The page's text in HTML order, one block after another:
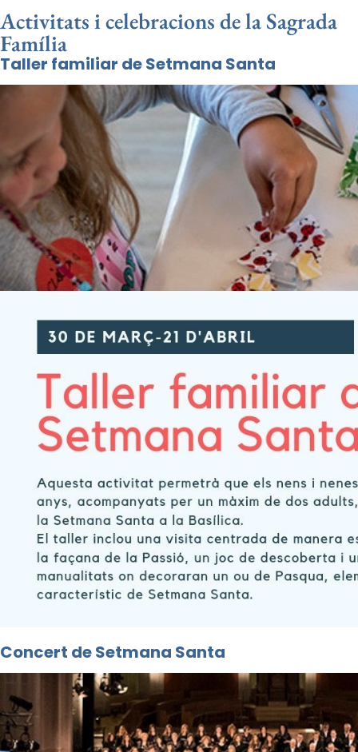
Activitats i celebracions de la Sagrada
Família
Taller familiar de Setmana Santa
Concert de Setmana Santa